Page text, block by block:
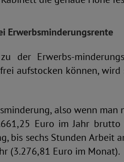
Erwerbsminderungsrente
der Erwerbs-
aufstocken können,
also wenn
Euro im Jahr
bis sechs Stunden Arbeit
(3.276,81 Euro im Monat).